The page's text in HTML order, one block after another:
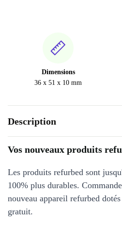
Dimensions
36 x 51 x 10 mm
Description
Vos nouveaux produits
Les produits refurbed sont
100% plus durables.
nouveau appareil refurbed
gratuit.